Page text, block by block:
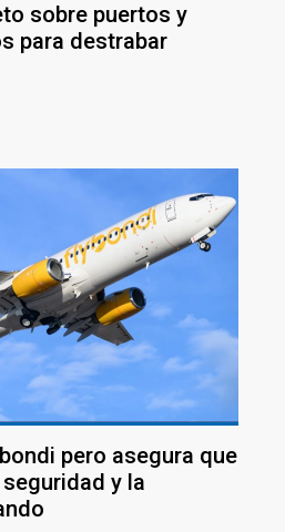
sobre puertos y
para destrabar
pero asegura que
y la